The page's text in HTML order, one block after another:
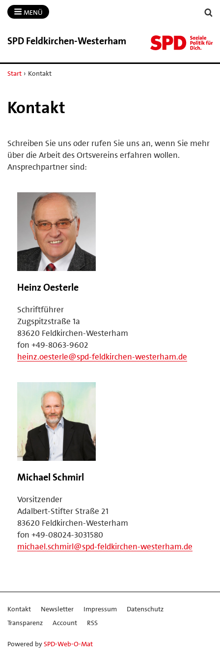
MENÜ
SPD Feldkirchen-​Westerham
Start › Kontakt
Kontakt
Schreiben Sie uns oder rufen Sie uns an, wenn Sie mehr
über die Arbeit des Ortsvereins erfahren wollen.
Ansprechpartner sind:
Heinz Oesterle
Schriftführer
Zugspitzstraße 1a
83620 Feldkirchen-Westerham
fon +49-8063-9602
heinz.oesterle@spd-feldkirchen-westerham.de
Michael Schmirl
Vorsitzender
Adalbert-Stifter Straße 21
83620 Feldkirchen-Westerham
fon +49-08024-3031580
michael.schmirl@spd-feldkirchen-westerham.de
Kontakt Newsletter Impressum
Datenschutz
Transparenz
Account RSS
Powered bySPD-Web-O-Mat